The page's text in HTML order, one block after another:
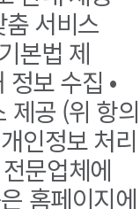
서비스
본법 제
보 수집 •
제공 (위 항의
인정보 처리
문업체에
홈페이지에